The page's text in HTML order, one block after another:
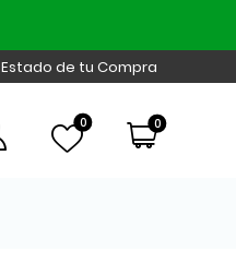
Estado de tu Compra
0 0